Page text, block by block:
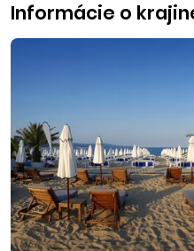
Informácie o